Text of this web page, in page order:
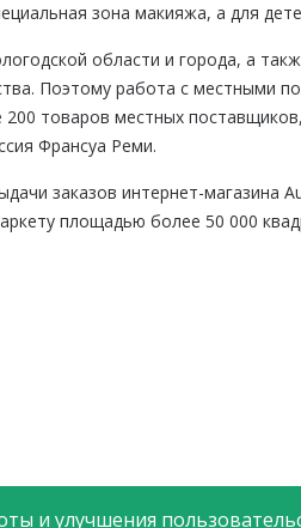
и улучшения
зона макияжа, а для
области и города, а
Поэтому работа с местными
товаров местных
Франсуа Реми.
заказов интернет-магазина
площадью более 50 000